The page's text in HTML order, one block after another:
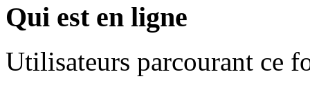
Qui est en ligne
Utilisateurs parcourant ce